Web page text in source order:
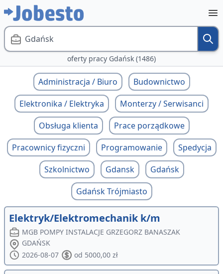
Gdańsk
oferty pracy Gdańsk (1486)
Administracja / Biuro
Budownictwo
Elektronika / Elektryka
Monterzy / Serwisanci
Obsługa klienta
Prace porządkowe
Pracownicy fizyczni
Programowanie
Spedycja
Szkolnictwo
Gdansk
Gdańsk
Gdańsk Trójmiasto
Elektryk/Elektromechanik k/m
MGB POMPY INSTALACJE GRZEGORZ BANASZAK
GDAŃSK
2026-08-07
od 5000,00 zł